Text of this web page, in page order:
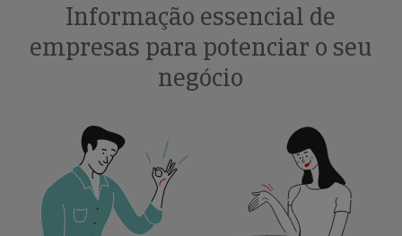
Informação essencial de
empresas para potenciar o seu
negócio